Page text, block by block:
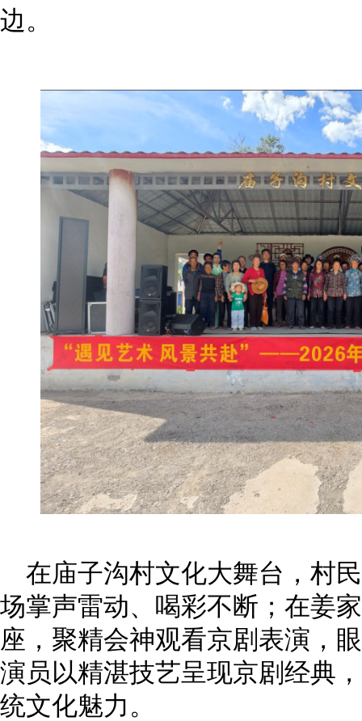
边。
在庙子沟村文化大舞台，村
场掌声雷动、喝彩不断；在姜
座，聚精会神观看京剧表演，
演员以精湛技艺呈现京剧经典
统文化魅力。